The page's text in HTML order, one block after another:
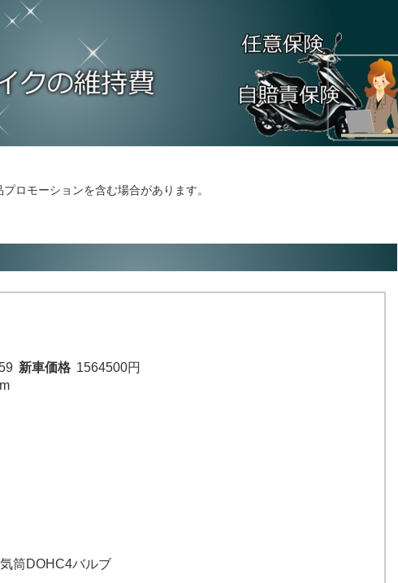
ロモーションを含む場合があります。
新車価格 1564500円
筒DOHC4バルブ